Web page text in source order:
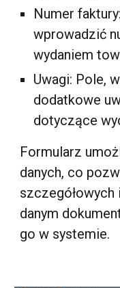
Numer
wprowadzić
wydaniem
Uwagi: Pole,
dodatkowe
dotyczące
Formularz
danych, co
danym
go w systemie.